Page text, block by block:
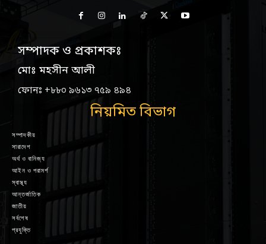
সম্পাদক ও প্রকাশকঃ
মোঃ মহসীন আলী
ফোনঃ +৮৮০ ৯৬১৩ ৭৫৯ ৪৯৪
নিয়মিত বিভাগ
সম্পাদকীয়
সারাদেশ
অর্থ ও বানিজ্য
আইন ও পরামর্শ
স্বাস্থ্য
আন্তর্জাতিক
জাতীয়
সর্বশেষ
প্রযুক্তি